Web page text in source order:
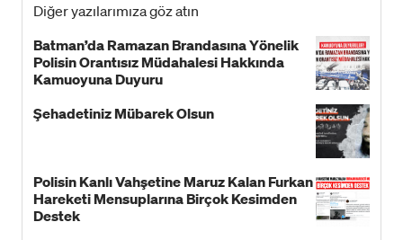
Diğer yazılarımıza göz atın
Batman’da Ramazan Brandasına Yönelik
Polisin Orantısız Müdahalesi Hakkında
Kamuoyuna Duyuru
Şehadetiniz Mübarek Olsun
Polisin Kanlı Vahşetine Maruz Kalan Furkan
Hareketi Mensuplarına Birçok Kesimden
Destek